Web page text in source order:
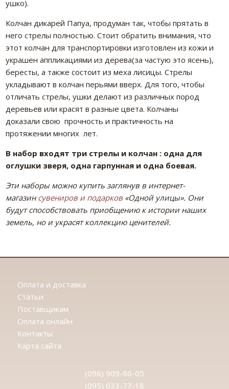
ушко).
Колчан дикарей Папуа, продуман так, чтобы прятать в
него стрелы полностью. Стоит обратить внимания, что
этот колчан для транспортировки изготовлен из кожи и
украшен аппликациями из дерева(за частую это ясень),
бересты, а также состоит из меха лисицы. Стрелы
укладывают в колчан перьями вверх. Для того, чтобы
отличать стрелы, ушки делают из различных пород
деревьев или красят в разные цвета. Колчаны
доказали свою прочность и практичность на
протяжении многих лет.
В набор входят три стрелы и колчан : одна для
оглушки зверя, одна гарпунная и одна боевая.
Эти наборы можно купить заглянув в интернет-
магазин сувениров и подарков«Одной улицы». Они
будут способствовать приобщению к истории наших
земель, но и украсят коллекцию ценителей.
Оплата и доставка
Статьи
Поставщикам
Оплата онлайн
Контакты
Карта сайта
(096) 909-66-05
(095) 033-77-18